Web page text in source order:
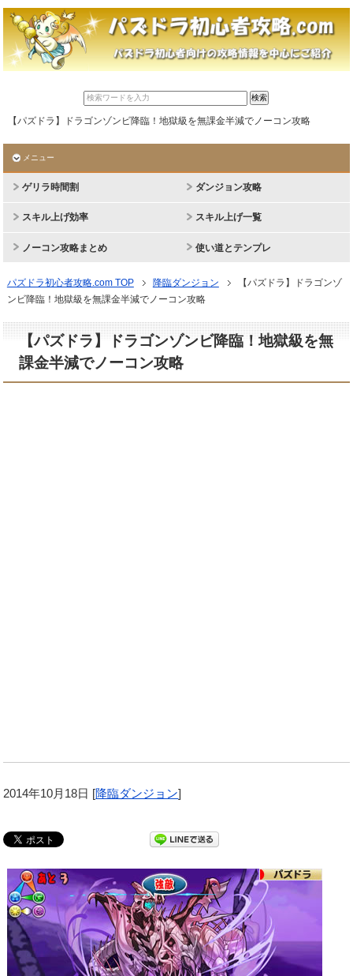
【パズドラ】ドラゴンゾンビ降臨！地獄級を無課金半減でノーコン攻略
メニュー
ゲリラ時間割 ダンジョン攻略
スキル上げ効率 スキル上げ一覧
ノーコン攻略まとめ 使い道とテンプレ
パズドラ初心者攻略.com TOP 降臨ダンジョン
【パズドラ】ドラゴンゾ
ンビ降臨！地獄級を無課金半減でノーコン攻略
【パズドラ】ドラゴンゾンビ降臨！地獄級を無
課金半減でノーコン攻略
2014年10月18日 [降臨ダンジョン]